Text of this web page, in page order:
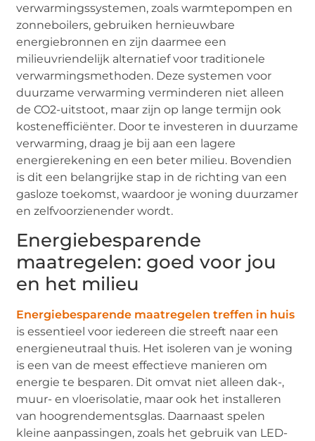
verwarmingssystemen, zoals warmtepompen en
zonneboilers, gebruiken hernieuwbare
energiebronnen en zijn daarmee een
milieuvriendelijk alternatief voor traditionele
verwarmingsmethoden. Deze systemen voor
duurzame verwarming verminderen niet alleen
de CO2-uitstoot, maar zijn op lange termijn ook
kostenefficiënter. Door te investeren in duurzame
verwarming, draag je bij aan een lagere
energierekening en een beter milieu. Bovendien
is dit een belangrijke stap in de richting van een
gasloze toekomst, waardoor je woning duurzamer
en zelfvoorzienender wordt.
Energiebesparende
maatregelen: goed voor jou
en het milieu
Energiebesparende maatregelen treffen in huis
is essentieel voor iedereen die streeft naar een
energieneutraal thuis. Het isoleren van je woning
is een van de meest effectieve manieren om
energie te besparen. Dit omvat niet alleen dak-,
muur- en vloerisolatie, maar ook het installeren
van hoogrendementsglas. Daarnaast spelen
kleine aanpassingen, zoals het gebruik van LED-